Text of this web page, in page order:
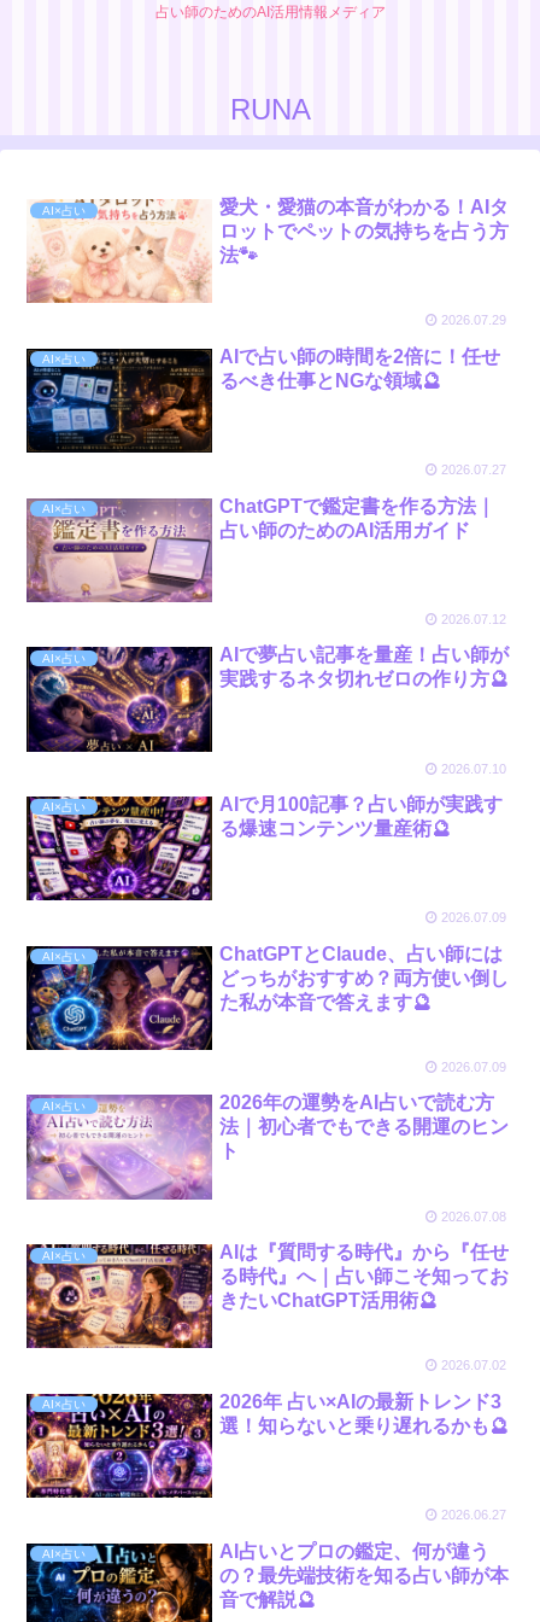
占い師のためのAI活用情報メディア
RUNA
AI×占い
愛犬・愛猫の本音がわかる！AIタ
ロットでペットの気持ちを占う方
法🐾
2026.07.29
AI×占い
AIで占い師の時間を2倍に！任せ
るべき仕事とNGな領域🔮
2026.07.27
AI×占い
ChatGPTで鑑定書を作る方法｜
占い師のためのAI活用ガイド
2026.07.12
AI×占い
AIで夢占い記事を量産！占い師が
実践するネタ切れゼロの作り方🔮
2026.07.10
AI×占い
AIで月100記事？占い師が実践す
る爆速コンテンツ量産術🔮
2026.07.09
AI×占い
ChatGPTとClaude、占い師には
どっちがおすすめ？両方使い倒し
た私が本音で答えます🔮
2026.07.09
AI×占い
2026年の運勢をAI占いで読む方
法｜初心者でもできる開運のヒン
ト
2026.07.08
AI×占い
AIは『質問する時代』から『任せ
る時代』へ｜占い師こそ知ってお
きたいChatGPT活用術🔮
2026.07.02
AI×占い
2026年 占い×AIの最新トレンド3
選！知らないと乗り遅れるかも🔮
2026.06.27
AI×占い
AI占いとプロの鑑定、何が違う
の？最先端技術を知る占い師が本
音で解説🔮